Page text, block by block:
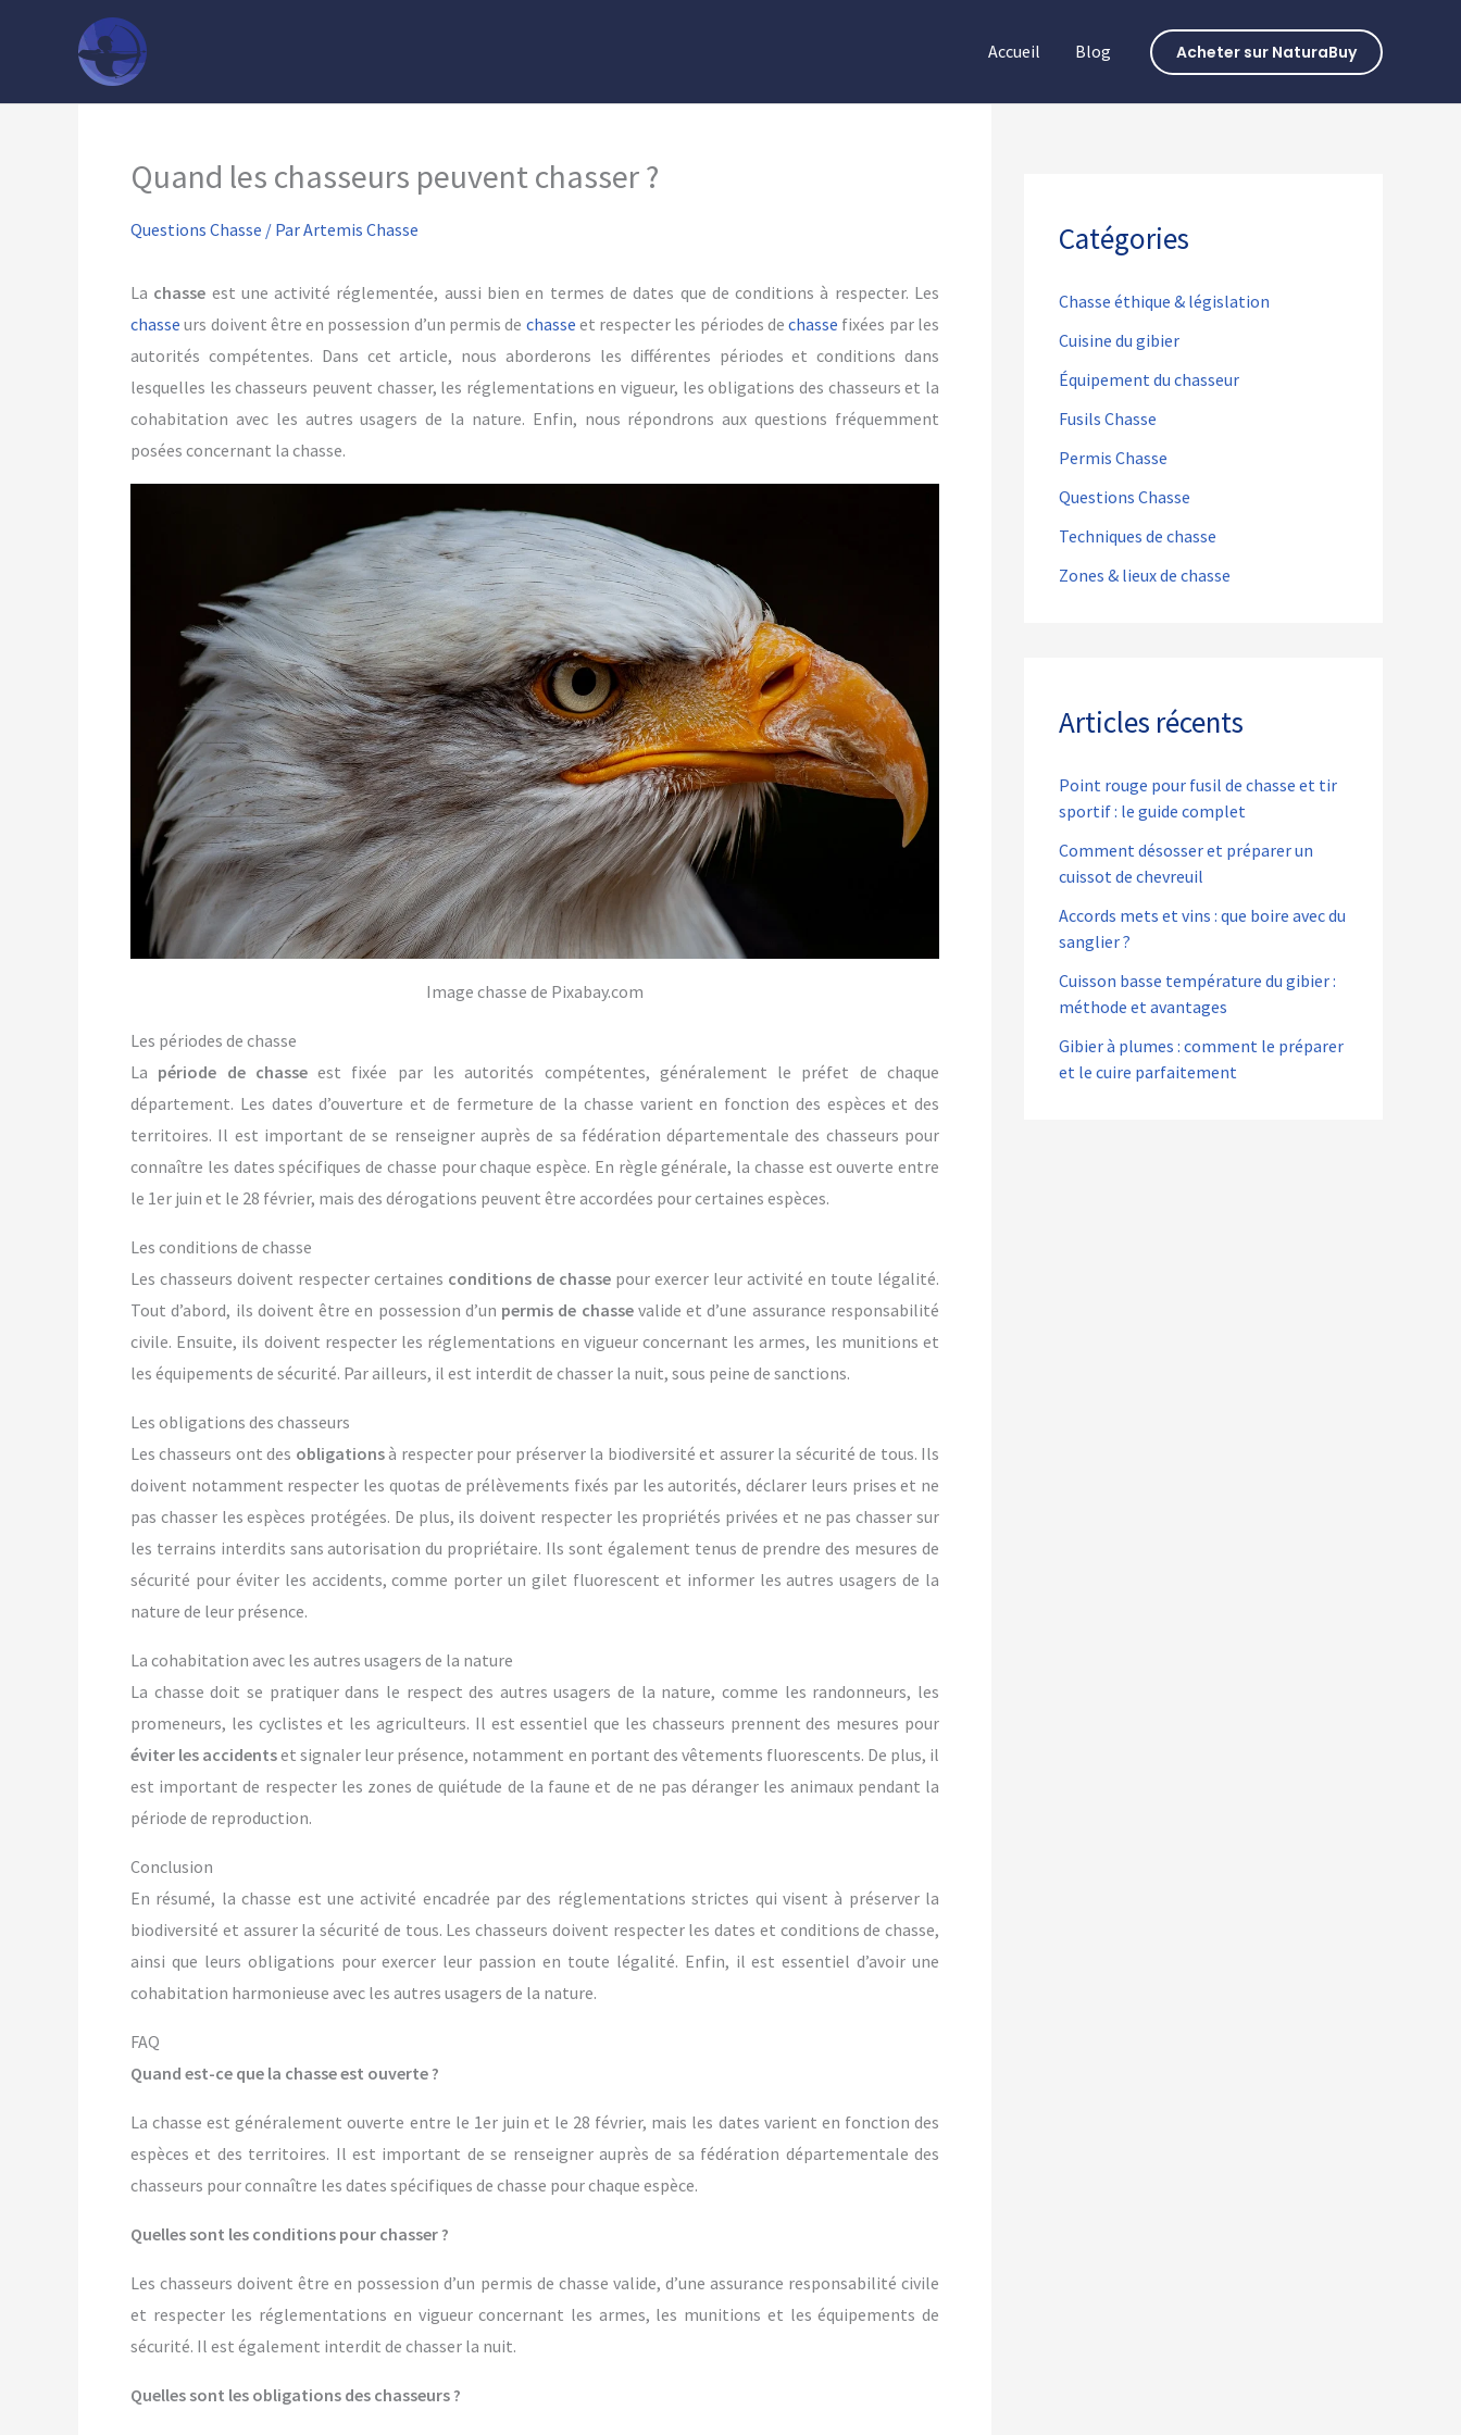
Accueil Blog Acheter sur NaturaBuy
Quand les chasseurs peuvent chasser ?
Questions Chasse / ParArtemis Chasse
La chasse est une activité réglementée, aussi bien en termes de dates que de conditions à respecter. Les
chasse urs doivent être en possession d’un permis de chasse et respecter les périodes dechasse fixées par les
autorités compétentes. Dans cet article, nous aborderons les différentes périodes et conditions dans
lesquelles les chasseurs peuvent chasser, les réglementations en vigueur, les obligations des chasseurs et la
cohabitation avec les autres usagers de la nature. Enfin, nous répondrons aux questions fréquemment
posées concernant la chasse.
Image chasse de Pixabay.com
Les périodes de chasse
La période de chasseest fixée par les autorités compétentes, généralement le préfet de chaque
département. Les dates d’ouverture et de fermeture de la chasse varient en fonction des espèces et des
territoires. Il est important de se renseigner auprès de sa fédération départementale des chasseurs pour
connaître les dates spécifiques de chasse pour chaque espèce. En règle générale, la chasse est ouverte entre
le 1er juin et le 28 février, mais des dérogations peuvent être accordées pour certaines espèces.
Les conditions de chasse
Les chasseurs doivent respecter certaines conditions de chasse pour exercer leur activité en toute légalité.
Tout d’abord, ils doivent être en possession d’un permis de chassevalide et d’une assurance responsabilité
civile. Ensuite, ils doivent respecter les réglementations en vigueur concernant les armes, les munitions et
les équipements de sécurité. Par ailleurs, il est interdit de chasser la nuit, sous peine de sanctions.
Les obligations des chasseurs
Les chasseurs ont des obligationsà respecter pour préserver la biodiversité et assurer la sécurité de tous. Ils
doivent notamment respecter les quotas de prélèvements fixés par les autorités, déclarer leurs prises et ne
pas chasser les espèces protégées. De plus, ils doivent respecter les propriétés privées et ne pas chasser sur
les terrains interdits sans autorisation du propriétaire. Ils sont également tenus de prendre des mesures de
sécurité pour éviter les accidents, comme porter un gilet fluorescent et informer les autres usagers de la
nature de leur présence.
La cohabitation avec les autres usagers de la nature
La chasse doit se pratiquer dans le respect des autres usagers de la nature, comme les randonneurs, les
promeneurs, les cyclistes et les agriculteurs. Il est essentiel que les chasseurs prennent des mesures pour
éviter les accidentset signaler leur présence, notamment en portant des vêtements fluorescents. De plus, il
est important de respecter les zones de quiétude de la faune et de ne pas déranger les animaux pendant la
période de reproduction.
Conclusion
En résumé, la chasse est une activité encadrée par des réglementations strictes qui visent à préserver la
biodiversité et assurer la sécurité de tous. Les chasseurs doivent respecter les dates et conditions de chasse,
ainsi que leurs obligations pour exercer leur passion en toute légalité. Enfin, il est essentiel d’avoir une
cohabitation harmonieuse avec les autres usagers de la nature.
FAQ
Quand est-ce que la chasse est ouverte ?
La chasse est généralement ouverte entre le 1er juin et le 28 février, mais les dates varient en fonction des
espèces et des territoires. Il est important de se renseigner auprès de sa fédération départementale des
chasseurs pour connaître les dates spécifiques de chasse pour chaque espèce.
Quelles sont les conditions pour chasser ?
Les chasseurs doivent être en possession d’un permis de chasse valide, d’une assurance responsabilité civile
et respecter les réglementations en vigueur concernant les armes, les munitions et les équipements de
sécurité. Il est également interdit de chasser la nuit.
Quelles sont les obligations des chasseurs ?
Catégories
Chasse éthique & législation
Cuisine du gibier
Équipement du chasseur
Fusils Chasse
Permis Chasse
Questions Chasse
Techniques de chasse
Zones & lieux de chasse
Articles récents
Point rouge pour fusil de chasse et tir
sportif : le guide complet
Comment désosser et préparer un
cuissot de chevreuil
Accords mets et vins : que boire avec du
sanglier ?
Cuisson basse température du gibier :
méthode et avantages
Gibier à plumes : comment le préparer
et le cuire parfaitement